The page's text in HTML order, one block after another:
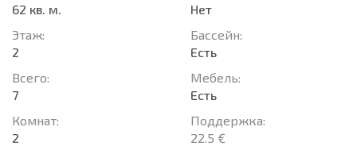
62 кв. м.
Этаж:
2
Всего:
7
Комнат:
2
Нет
Басcейн:
Есть
Мебель:
Есть
Поддержка:
22.5 €